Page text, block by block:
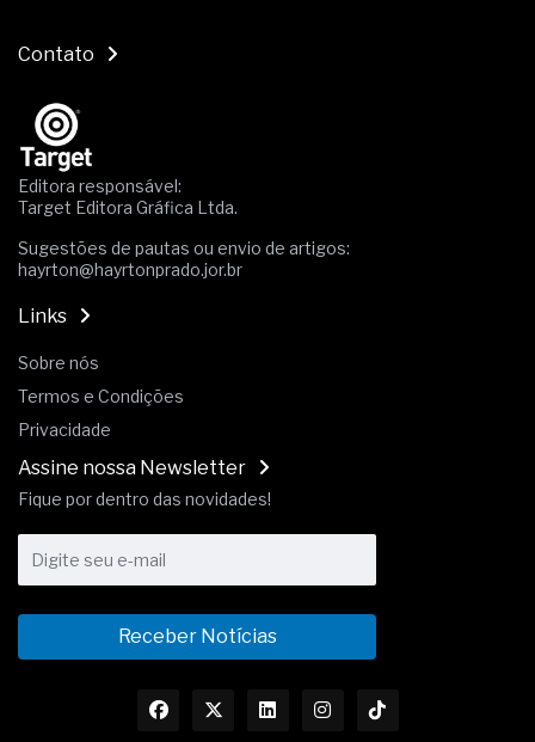
Contato
Editora responsável:
Target Editora Gráfica Ltda.
Sugestões de pautas ou envio de artigos:
hayrton@hayrtonprado.jor.br
Links
Sobre nós
Termos e Condições
Privacidade
Assine nossa Newsletter
Fique por dentro das novidades!
Receber Notícias